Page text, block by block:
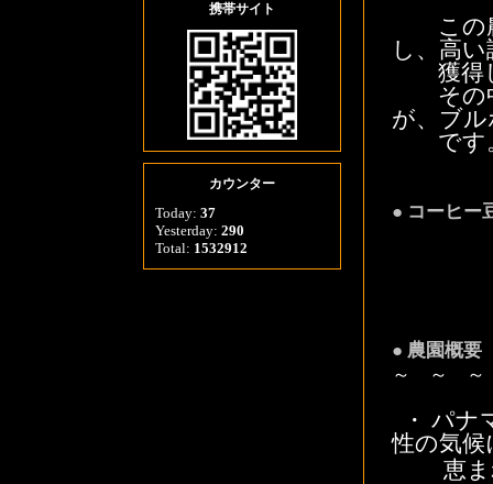
この農
し、高
獲得
その中
が、ブル
です
● コーヒー
● 農園概要
～ ～
・ パナ
性の気候
恵まれ
携帯サイト
カウンター
Today: 37
Yesterday: 290
Total: 1532912